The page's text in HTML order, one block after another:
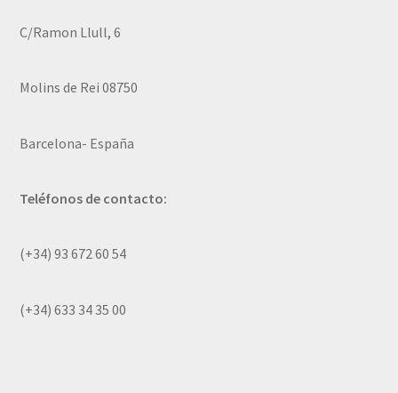
C/Ramon Llull, 6
Molins de Rei 08750
Barcelona- España
Teléfonos de contacto:
(+34) 93 672 60 54
(+34) 633 34 35 00